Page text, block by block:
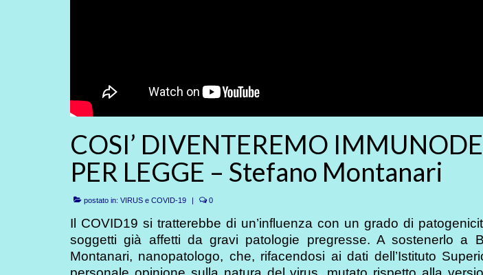
COSI’ DIVENTEREMO
PER LEGGE – Stefano Montanari
postato in: VIRUS e COVID-19 | 0
Il COVID19 si tratterebbe di un’influenza con un grado di
soggetti già affetti da gravi patologie pregresse. A sostenerlo a
Montanari, nanopatologo, che, rifacendosi ai dati dell’Istituto